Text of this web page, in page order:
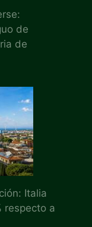
de
de
Italia
respecto a